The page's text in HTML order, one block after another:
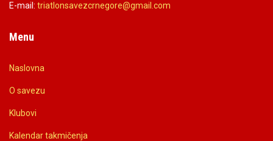
E-mail: triatlonsavezcrnegore@gmail.com
Menu
Naslovna
O savezu
Klubovi
Kalendar takmičenja